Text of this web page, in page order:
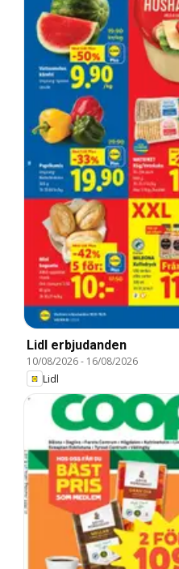
Lidl erbjudanden
10/08/2026- 16/08/2026
Lidl